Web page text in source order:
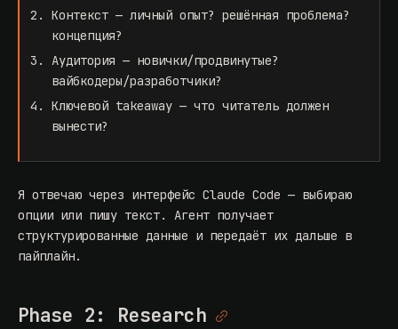
Контекст — личный опыт? решённая проблема?
концепция?
Аудитория — новички/продвинутые?
вайбкодеры/разработчики?
Ключевой takeaway — что читатель должен
вынести?
Я отвечаю через интерфейс Claude Code — выбираю
опции или пишу текст. Агент получает
структурированные данные и передаёт их дальше в
пайплайн.
Phase 2: Research